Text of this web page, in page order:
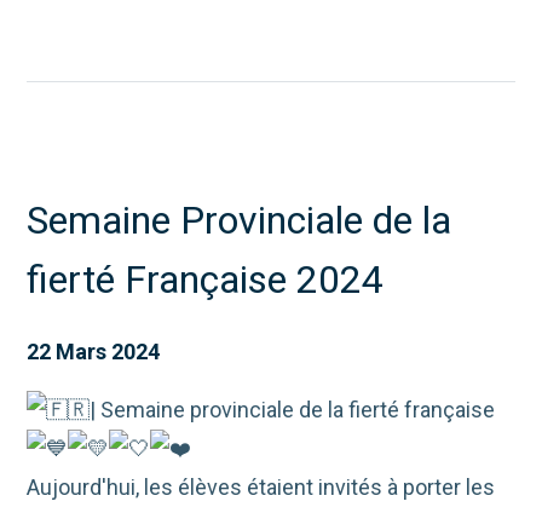
Semaine Provinciale de la
fierté Française 2024
22 Mars 2024
| Semaine provinciale de la fierté française
Aujourd'hui, les élèves étaient invités à porter les